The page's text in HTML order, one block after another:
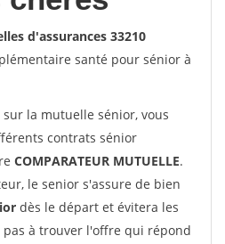
d'assurances 33210
santé pour sénior à
la mutuelle sénior, vous
contrats sénior
COMPARATEUR MUTUELLE.
le senior s'assure de bien
dès le départ et évitera les
pas à trouver l'offre qui répond